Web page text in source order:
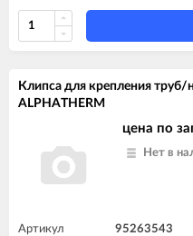
Клипса для крепления
ALPHATHERM
цена по
Нет в
Артикул 95263543